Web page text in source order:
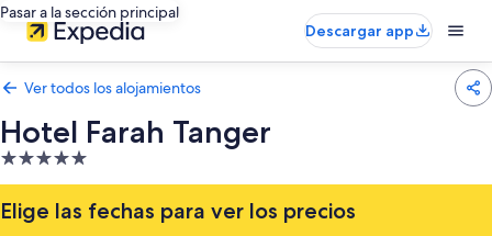
Pasar a la sección principal
Descargar app
Ver todos los alojamientos
Hotel Farah Tanger
Alojamiento
de
5.0 estrellas
Elige las fechas para ver los precios